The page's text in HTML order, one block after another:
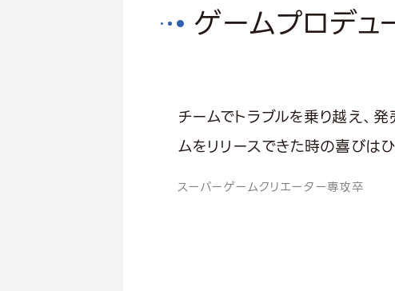
ゲームプロデュ
チームでトラブルを乗り越え、
ムをリリースできた時の喜びはひ
スーパーゲームクリエーター専攻卒